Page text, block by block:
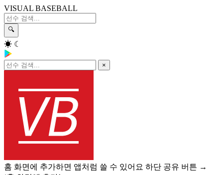
VISUAL BASEBALL
🔍
☀ ☾
×
홈 화면에 추가하면 앱처럼 쓸 수 있어요 하단 공유 버튼 →